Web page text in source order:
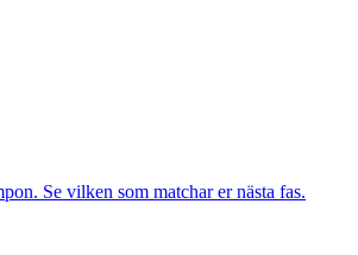
Se vilken som matchar er nästa fas.